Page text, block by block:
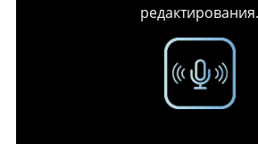
редактирования.